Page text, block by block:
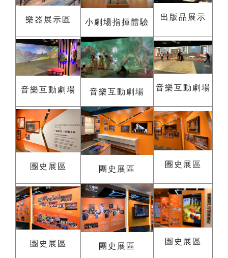
樂器展示區 小劇場指揮體驗
出版品展示
音樂互動劇場 音樂互動劇場 音樂互動劇場
團史展區 團史展區
團史展區
團史展區 團史展區
團史展區